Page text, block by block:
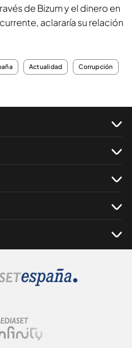
de Bizum y el dinero en
aclararía su relación
Actualidad Corrupción